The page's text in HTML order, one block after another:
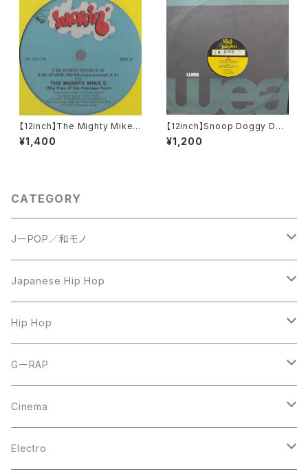
【12inch】The Mighty Mike
C / (I'm) Stupid Fresh
¥1,400
【12inch】Snoop Doggy Dog
g / What's My Name?
¥1,200
CATEGORY
JーPOP／和モノ
LP
7inch
CD
12inch
10inch
Japanese Hip Hop
12inch
LP
Hip Hop
LP
12inch
CD
GーRAP
12inch
LP
Cinema
LP
Electro